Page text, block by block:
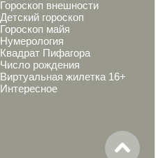
Гороскоп внешности
Детский гороскоп
Гороскоп майя
Нумерология
Квадрат Пифагора
Число рождения
Виртуальная жилетка 16+
Интересное